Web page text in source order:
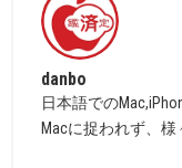
danbo
日本語での
Macに捉われず、様